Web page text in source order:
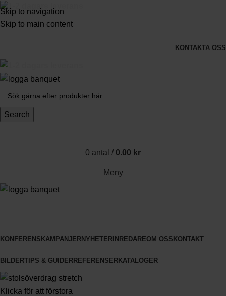
Skip to navigation
Skip to main content
KONTAKTA OSS
Search
0 antal / 0.00 kr
Meny
KONFERENS KAMPANJERNYHETER INREDAREOM OSS KONTAKT
BILDERTIPS & GUIDER REFERENSER KATALOGER
Klicka för att förstora